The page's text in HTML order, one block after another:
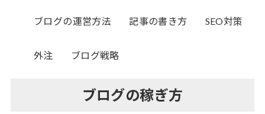
ブログの運営方法 記事の書き方 SEO対策
外注 ブログ戦略
ブログの稼ぎ方